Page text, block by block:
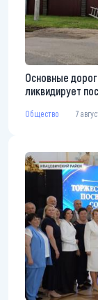
Основные
ликвидирует
Общество 7